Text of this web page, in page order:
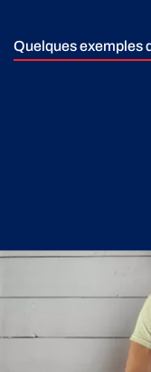
Quelques exemples